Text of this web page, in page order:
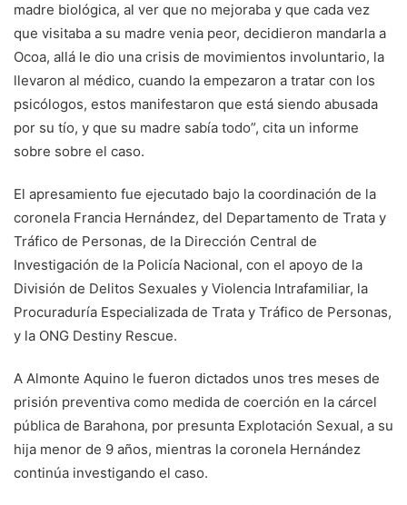
madre biológica, al ver que no mejoraba y que cada vez
que visitaba a su madre venia peor, decidieron mandarla a
Ocoa, allá le dio una crisis de movimientos involuntario, la
llevaron al médico, cuando la empezaron a tratar con los
psicólogos, estos manifestaron que está siendo abusada
por su tío, y que su madre sabía todo”, cita un informe
sobre sobre el caso.
El apresamiento fue ejecutado bajo la coordinación de la
coronela Francia Hernández, del Departamento de Trata y
Tráfico de Personas, de la Dirección Central de
Investigación de la Policía Nacional, con el apoyo de la
División de Delitos Sexuales y Violencia Intrafamiliar, la
Procuraduría Especializada de Trata y Tráfico de Personas,
y la ONG Destiny Rescue.
A Almonte Aquino le fueron dictados unos tres meses de
prisión preventiva como medida de coerción en la cárcel
pública de Barahona, por presunta Explotación Sexual, a su
hija menor de 9 años, mientras la coronela Hernández
continúa investigando el caso.